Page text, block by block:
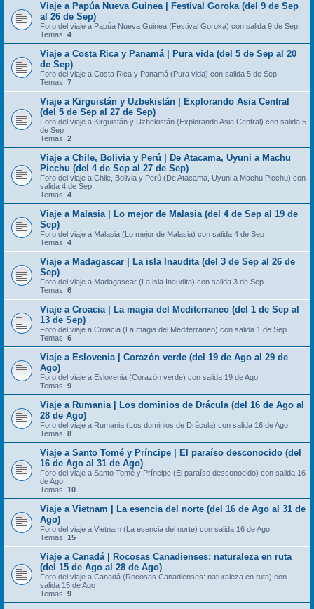
Viaje a Papúa Nueva Guinea | Festival Goroka (del 9 de Sep
al 26 de Sep)
Foro del viaje a Papúa Nueva Guinea (Festival Goroka) con salida 9 de Sep
Temas: 4
Viaje a Costa Rica y Panamá | Pura vida (del 5 de Sep al 20
de Sep)
Foro del viaje a Costa Rica y Panamá (Pura vida) con salida 5 de Sep
Temas: 7
Viaje a Kirguistán y Uzbekistán | Explorando Asia Central
(del 5 de Sep al 27 de Sep)
Foro del viaje a Kirguistán y Uzbekistán (Explorando Asia Central) con salida 5
de Sep
Temas: 2
Viaje a Chile, Bolivia y Perú | De Atacama, Uyuni a Machu
Picchu (del 4 de Sep al 27 de Sep)
Foro del viaje a Chile, Bolivia y Perú (De Atacama, Uyuni a Machu Picchu) con
salida 4 de Sep
Temas: 4
Viaje a Malasia | Lo mejor de Malasia (del 4 de Sep al 19 de
Sep)
Foro del viaje a Malasia (Lo mejor de Malasia) con salida 4 de Sep
Temas: 4
Viaje a Madagascar | La isla Inaudita (del 3 de Sep al 26 de
Sep)
Foro del viaje a Madagascar (La isla Inaudita) con salida 3 de Sep
Temas: 6
Viaje a Croacia | La magia del Mediterraneo (del 1 de Sep al
13 de Sep)
Foro del viaje a Croacia (La magia del Mediterraneo) con salida 1 de Sep
Temas: 6
Viaje a Eslovenia | Corazón verde (del 19 de Ago al 29 de
Ago)
Foro del viaje a Eslovenia (Corazón verde) con salida 19 de Ago
Temas: 9
Viaje a Rumania | Los dominios de Drácula (del 16 de Ago al
28 de Ago)
Foro del viaje a Rumania (Los dominios de Drácula) con salida 16 de Ago
Temas: 8
Viaje a Santo Tomé y Príncipe | El paraíso desconocido (del
16 de Ago al 31 de Ago)
Foro del viaje a Santo Tomé y Príncipe (El paraíso desconocido) con salida 16
de Ago
Temas: 10
Viaje a Vietnam | La esencia del norte (del 16 de Ago al 31 de
Ago)
Foro del viaje a Vietnam (La esencia del norte) con salida 16 de Ago
Temas: 15
Viaje a Canadá | Rocosas Canadienses: naturaleza en ruta
(del 15 de Ago al 28 de Ago)
Foro del viaje a Canadá (Rocosas Canadienses: naturaleza en ruta) con
salida 15 de Ago
Temas: 9